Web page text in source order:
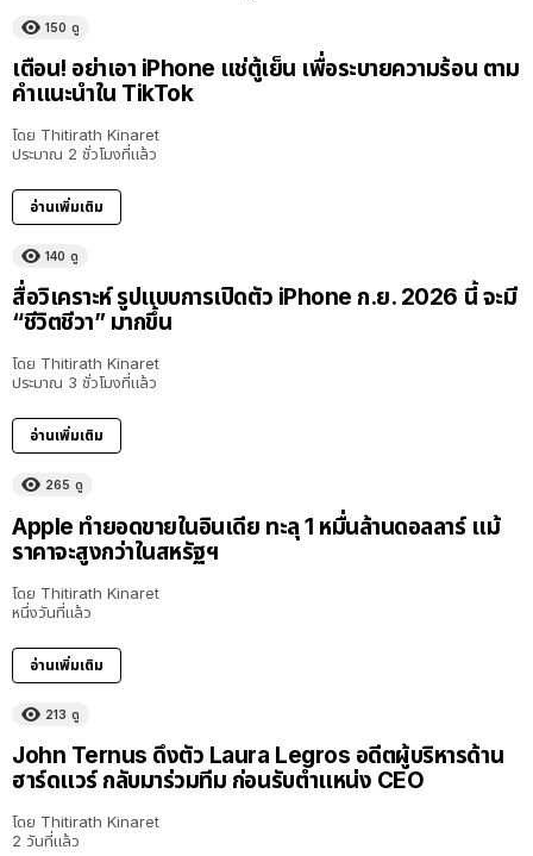
150 ดู
เตือน! อย่าเอา iPhone แช่ตู้เย็น เพื่อระบายความร้อน ตาม
คำแนะนำใน TikTok
โดย Thitirath Kinaret
ประมาณ 2 ชั่วโมงที่แล้ว
อ่านเพิ่มเติม
140 ดู
สื่อวิเคราะห์ รูปแบบการเปิดตัว iPhone ก.ย. 2026 นี้ จะมี
“ชีวิตชีวา” มากขึ้น
โดย Thitirath Kinaret
ประมาณ 3 ชั่วโมงที่แล้ว
อ่านเพิ่มเติม
265 ดู
Apple ทำยอดขายในอินเดีย ทะลุ 1 หมื่นล้านดอลลาร์ แม้
ราคาจะสูงกว่าในสหรัฐฯ
โดย Thitirath Kinaret
หนึ่งวันที่แล้ว
อ่านเพิ่มเติม
213 ดู
John Ternus ดึงตัว Laura Legros อดีตผู้บริหารด้าน
ฮาร์ดแวร์ กลับมาร่วมทีม ก่อนรับตำแหน่ง CEO
โดย Thitirath Kinaret
2 วันที่แล้ว